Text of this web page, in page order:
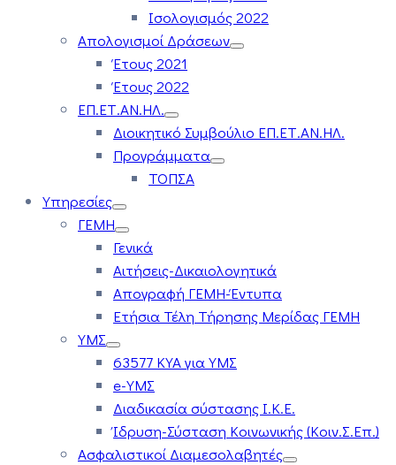
Ισολογισμός 2022
Απολογισμοί Δράσεων
Έτους 2021
Έτους 2022
ΕΠ.ΕΤ.ΑΝ.ΗΛ.
Διοικητικό Συμβούλιο ΕΠ.ΕΤ.ΑΝ.ΗΛ.
Προγράμματα
ΤΟΠΣΑ
Υπηρεσίες
ΓΕΜΗ
Γενικά
Αιτήσεις-Δικαιολογητικά
Απογραφή ΓΕΜΗ-Έντυπα
Ετήσια Τέλη Τήρησης Μερίδας ΓΕΜΗ
ΥΜΣ
63577 ΚΥΑ για ΥΜΣ
e-ΥΜΣ
Διαδικασία σύστασης Ι.Κ.Ε.
Ίδρυση-Σύσταση Κοινωνικής (Κοιν.Σ.Επ.)
Ασφαλιστικοί Διαμεσολαβητές